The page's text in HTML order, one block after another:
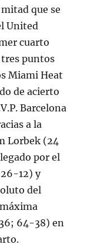
que se
United
cuarto
tres puntos
Miami Heat
de acierto
Barcelona
a la
Lorbek (24
por el
12) y
del
64-38) en